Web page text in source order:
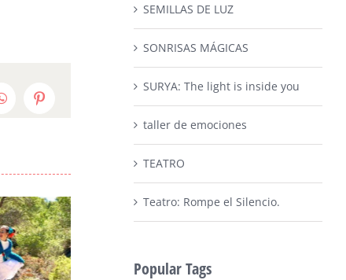
WhatsAppPinterest
SEMILLAS DE LUZ
SONRISAS MÁGICAS
SURYA: The light is inside you
taller de emociones
TEATRO
Teatro: Rompe el Silencio.
Popular Tags